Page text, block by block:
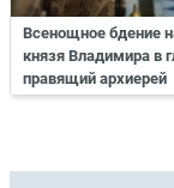
Всенощное бдение
князя Владимира в
правящий архиерей